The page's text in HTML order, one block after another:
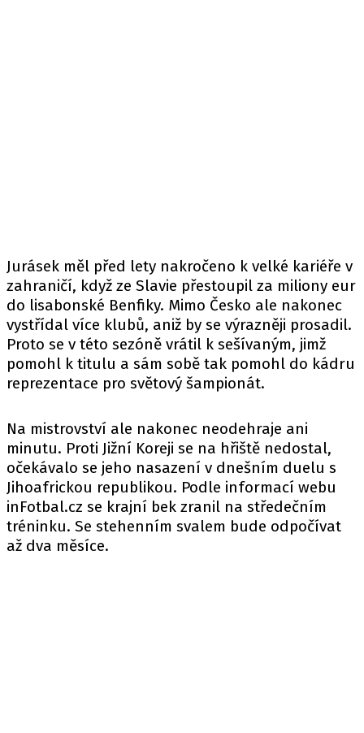
Jurásek měl před lety nakročeno k velké kariéře v
zahraničí, když ze Slavie přestoupil za miliony eur
do lisabonské Benfiky. Mimo Česko ale nakonec
vystřídal více klubů, aniž by se výrazněji prosadil.
Proto se v této sezóně vrátil k sešívaným, jimž
pomohl k titulu a sám sobě tak pomohl do kádru
reprezentace pro světový šampionát.
Na mistrovství ale nakonec neodehraje ani
minutu. Proti Jižní Koreji se na hřiště nedostal,
očekávalo se jeho nasazení v dnešním duelu s
Jihoafrickou republikou. Podle informací webu
inFotbal.cz se krajní bek zranil na středečním
tréninku. Se stehenním svalem bude odpočívat
až dva měsíce.